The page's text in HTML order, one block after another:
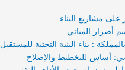
على مشاريع البناء
: بناء البنية التحتية للمستقبل
أساس للتخطيط والإصلاح